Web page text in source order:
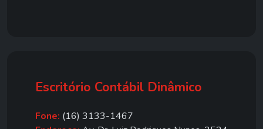
Escritório Contábil Dinâmico
Fone: (16) 3133-1467